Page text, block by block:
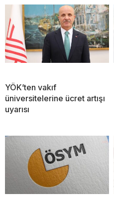
YÖK’ten vakıf
üniversitelerine ücret artışı
uyarısı